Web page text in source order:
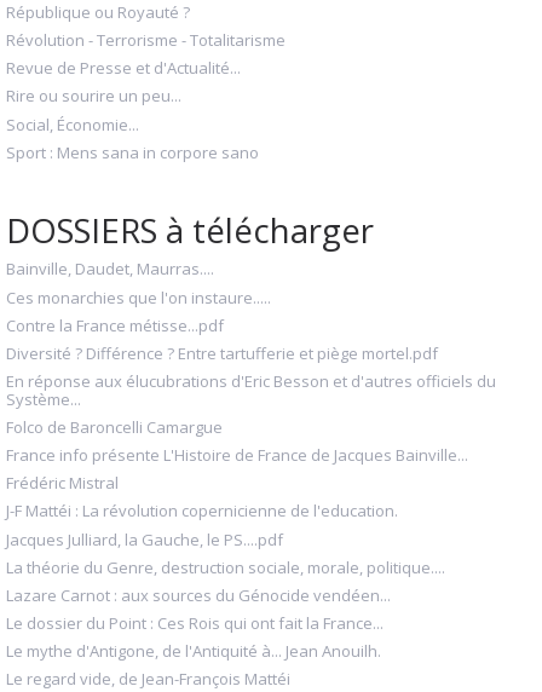
République ou Royauté ?
Révolution - Terrorisme - Totalitarisme
Revue de Presse et d'Actualité...
Rire ou sourire un peu...
Social, Économie...
Sport : Mens sana in corpore sano
DOSSIERS à télécharger
Bainville, Daudet, Maurras....
Ces monarchies que l'on instaure.....
Contre la France métisse...pdf
Diversité ? Différence ? Entre tartufferie et piège mortel.pdf
En réponse aux élucubrations d'Eric Besson et d'autres officiels du
Système...
Folco de Baroncelli Camargue
France info présente L'Histoire de France de Jacques Bainville...
Frédéric Mistral
J-F Mattéi : La révolution copernicienne de l'education.
Jacques Julliard, la Gauche, le PS....pdf
La théorie du Genre, destruction sociale, morale, politique....
Lazare Carnot : aux sources du Génocide vendéen...
Le dossier du Point : Ces Rois qui ont fait la France...
Le mythe d'Antigone, de l'Antiquité à... Jean Anouilh.
Le regard vide, de Jean-François Mattéi